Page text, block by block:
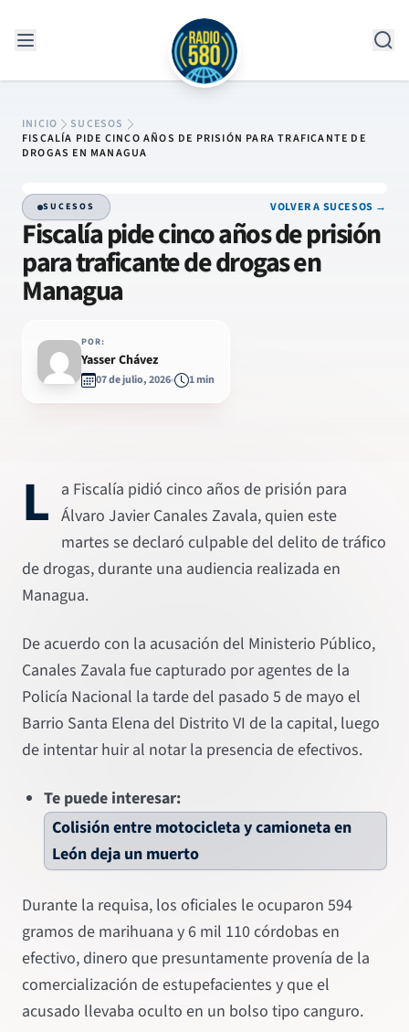
INICIO
SUCESOS
FISCALÍA PIDE CINCO AÑOS DE PRISIÓN PARA TRAFICANTE DE
DROGAS EN MANAGUA
SUCESOS VOLVER A SUCESOS →
Fiscalía pide cinco años de prisión
para traficante de drogas en
Managua
POR:
Yasser Chávez
07 de julio, 2026 1 min
L a Fiscalía pidió cinco años de prisión para
Álvaro Javier Canales Zavala, quien este
martes se declaró culpable del delito de tráfico
de drogas, durante una audiencia realizada en
Managua.
De acuerdo con la acusación del Ministerio Público,
Canales Zavala fue capturado por agentes de la
Policía Nacional la tarde del pasado 5 de mayo el
Barrio Santa Elena del Distrito VI de la capital, luego
de intentar huir al notar la presencia de efectivos.
Te puede interesar:
Colisión entre motocicleta y camioneta en
León deja un muerto
Durante la requisa, los oficiales le ocuparon 594
gramos de marihuana y 6 mil 110 córdobas en
efectivo, dinero que presuntamente provenía de la
comercialización de estupefacientes y que el
acusado llevaba oculto en un bolso tipo canguro.